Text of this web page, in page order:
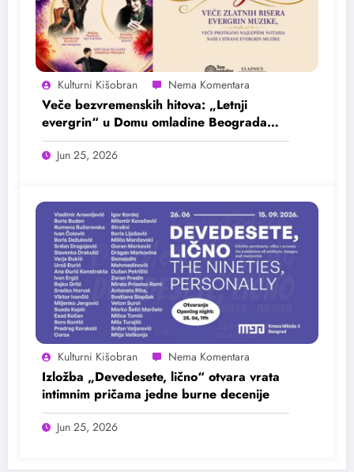
Kulturni Kišobran
Veče bezvremenskih hitova: „Letnji
evergrin“ u Domu omladine Beograda
25. juna
Jun 25, 2026
Kulturni Kišobran
Izložba „Devedesete, lično“ otvara vrata
intimnim pričama jedne burne decenije
Jun 25, 2026